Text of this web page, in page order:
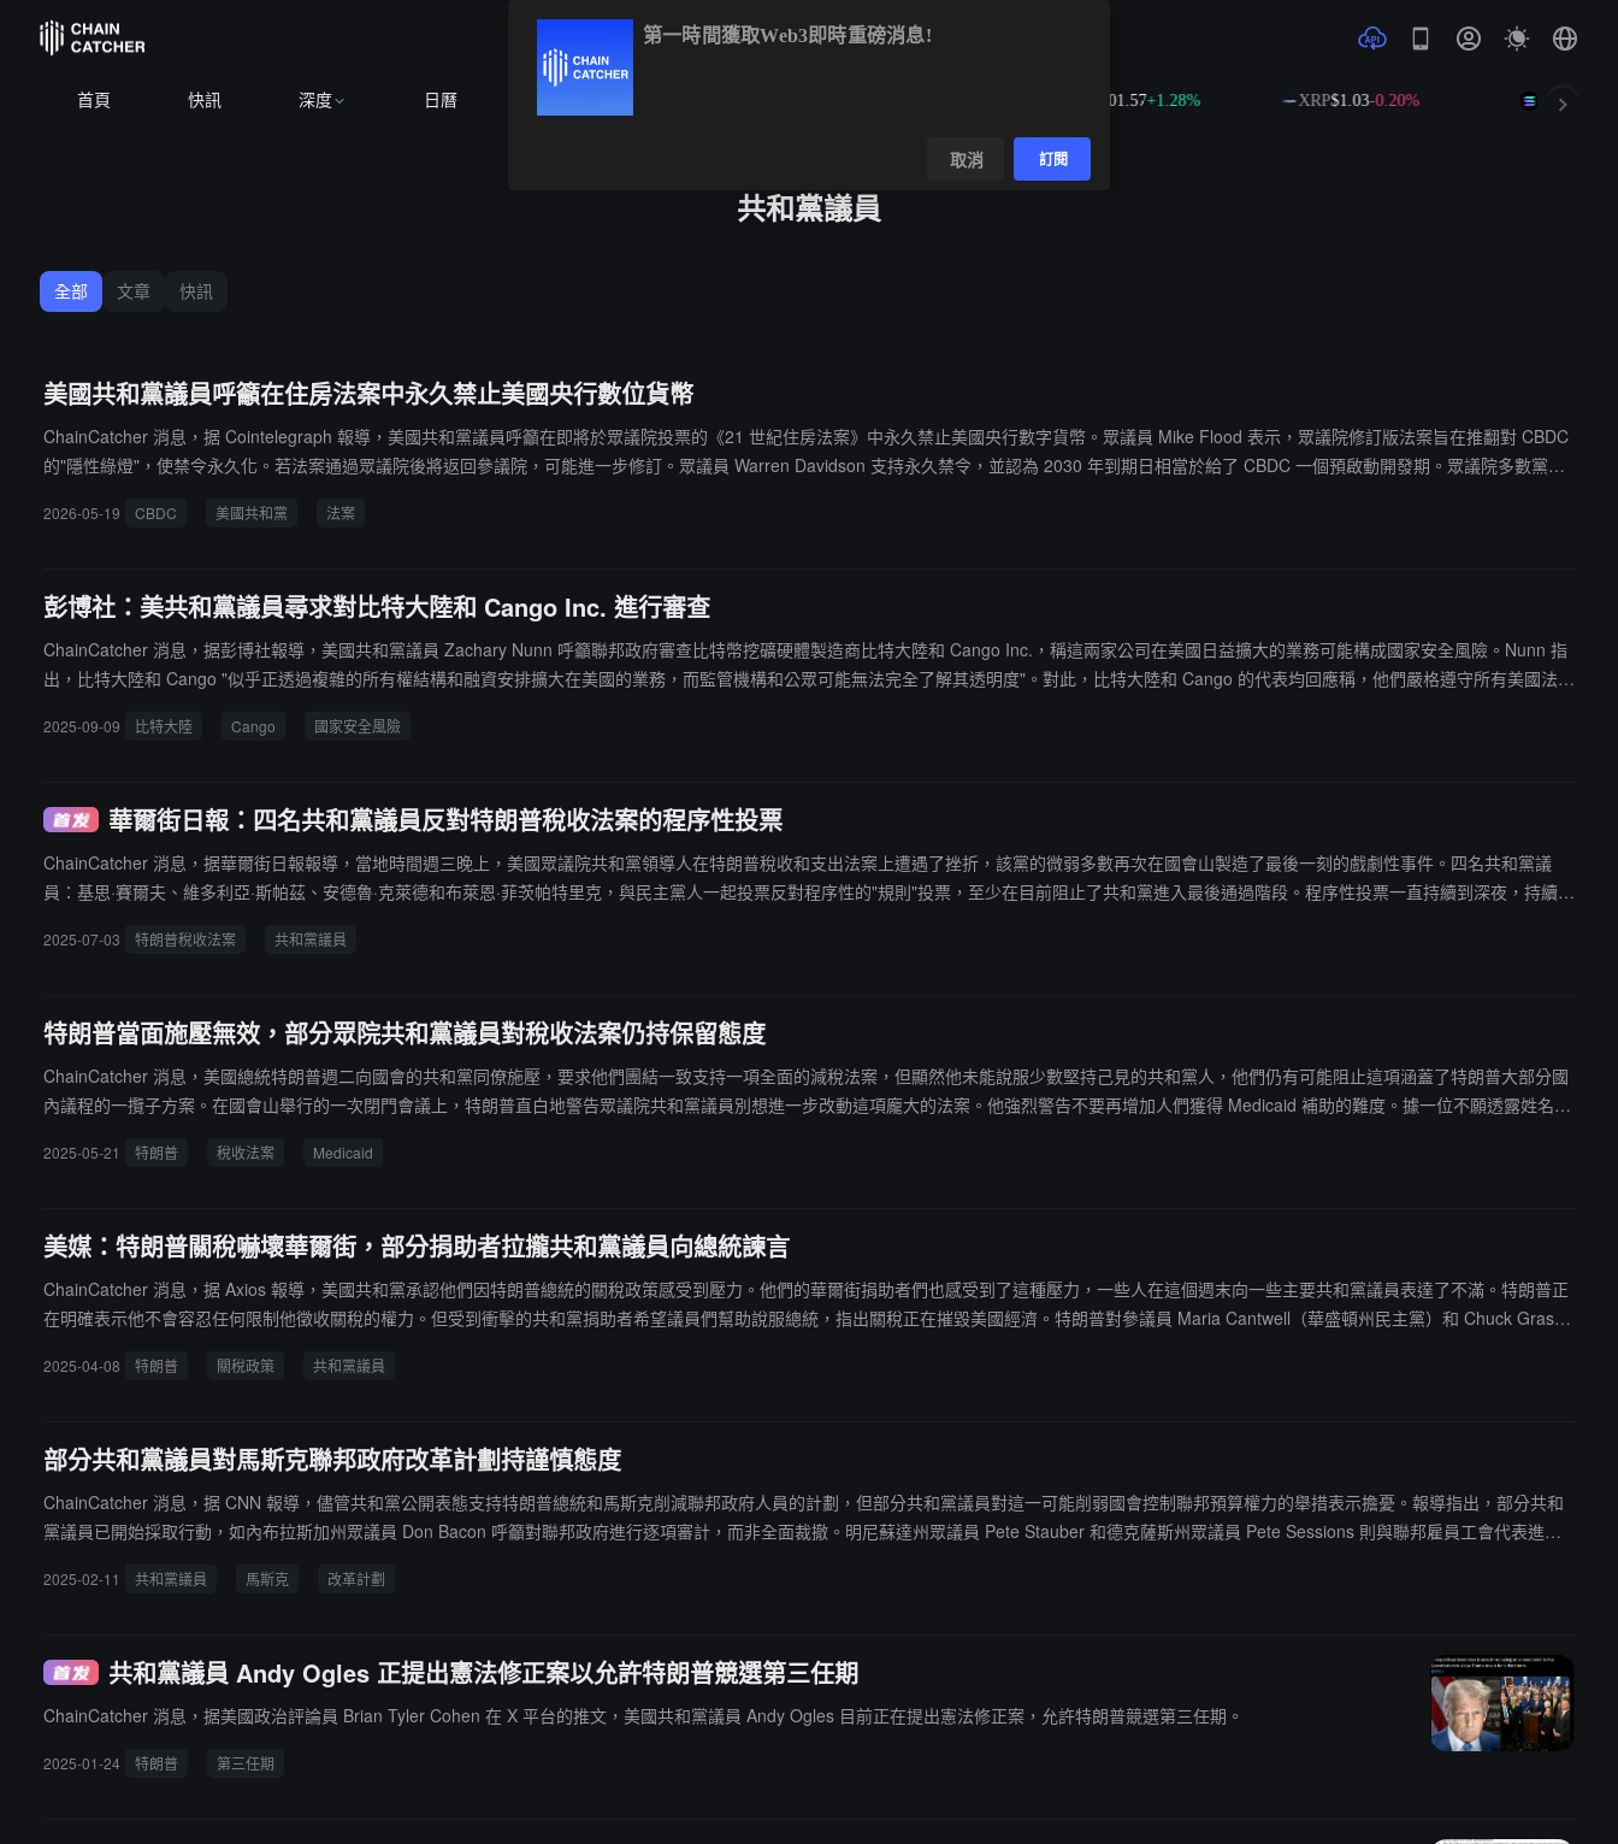
首頁 快訊 深度 日曆 $601.57 +1.28% XRP$1.03 -0.20% SOL $76.40
共和黨議員
全部 文章 快訊
美國共和黨議員呼籲在住房法案中永久禁止美國央行數位貨幣
ChainCatcher 消息，据 Cointelegraph 報導，美國共和黨議員呼籲在即將於眾議院投票的《21 世紀住房法案》中永久禁止美國央行數字貨幣。眾議員 Mike Flood 表示，眾議院修訂版法案旨在推翻對 CBDC
的"隱性綠燈"，使禁令永久化。若法案通過眾議院後將返回參議院，可能進一步修訂。眾議員 Warren Davidson 支持永久禁令，並認為 2030 年到期日相當於給了 CBDC 一個預啟動開發期。眾議院多數黨黨
2026-05-19 CBDC 美國共和黨 法案
彭博社：美共和黨議員尋求對比特大陸和 Cango Inc. 進行審查
ChainCatcher 消息，据彭博社報導，美國共和黨議員 Zachary Nunn 呼籲聯邦政府審查比特幣挖礦硬體製造商比特大陸和 Cango Inc.，稱這兩家公司在美國日益擴大的業務可能構成國家安全風險。Nunn 指
出，比特大陸和 Cango "似乎正透過複雜的所有權結構和融資安排擴大在美國的業務，而監管機構和公眾可能無法完全了解其透明度"。對此，比特大陸和 Cango 的代表均回應稱，他們嚴格遵守所有美國法
法"毫無道理"。Cango 則表示，不對"市場傳聞"或潛在的併購交易發表評論。
2025-09-09 比特大陸 Cango 國家安全風險
華爾街日報：四名共和黨議員反對特朗普稅收法案的程序性投票
ChainCatcher 消息，据華爾街日報報導，當地時間週三晚上，美國眾議院共和黨領導人在特朗普稅收和支出法案上遭遇了挫折，該黨的微弱多數再次在國會山製造了最後一刻的戲劇性事件。四名共和黨議
員：基思·賽爾夫、維多利亞·斯帕茲、安德魯·克萊德和布萊恩·菲茨帕特里克，與民主黨人一起投票反對程序性的"規則"投票，至少在目前阻止了共和黨進入最後通過階段。程序性投票一直持續到深夜，持續了
2025-07-03 特朗普稅收法案 共和黨議員
特朗普當面施壓無效，部分眾院共和黨議員對稅收法案仍持保留態度
ChainCatcher 消息，美國總統特朗普週二向國會的共和黨同僚施壓，要求他們團結一致支持一項全面的減稅法案，但顯然他未能說服少數堅持己見的共和黨人，他們仍有可能阻止這項涵蓋了特朗普大部分國
內議程的一攬子方案。在國會山舉行的一次閉門會議上，特朗普直白地警告眾議院共和黨議員別想進一步改動這項龐大的法案。他強烈警告不要再增加人們獲得 Medicaid 補助的難度。據一位不願透露姓名的
2025-05-21 特朗普 稅收法案 Medicaid
美媒：特朗普關稅嚇壞華爾街，部分捐助者拉攏共和黨議員向總統諫言
ChainCatcher 消息，据 Axios 報導，美國共和黨承認他們因特朗普總統的關稅政策感受到壓力。他們的華爾街捐助者們也感受到了這種壓力，一些人在這個週末向一些主要共和黨議員表達了不滿。特朗普正
在明確表示他不會容忍任何限制他徵收關稅的權力。但受到衝擊的共和黨捐助者希望議員們幫助說服總統，指出關稅正在摧毀美國經濟。特朗普對參議員 Maria Cantwell（華盛頓州民主黨）和 Chuck Grassl
有具體提及與捐助者的對話內容，但在經歷了連續三天的美股動盪後，他們的擔憂顯著增加。另一方面，一些共和黨參議員，尤其是德克薩斯州的 Ted Cruz，公開批評特朗普的關稅政策，認為這實際上是對
2025-04-08 特朗普 關稅政策 共和黨議員
部分共和黨議員對馬斯克聯邦政府改革計劃持謹慎態度
ChainCatcher 消息，据 CNN 報導，儘管共和黨公開表態支持特朗普總統和馬斯克削減聯邦政府人員的計劃，但部分共和黨議員對這一可能削弱國會控制聯邦預算權力的舉措表示擔憂。報導指出，部分共和
黨議員已開始採取行動，如內布拉斯加州眾議員 Don Bacon 呼籲對聯邦政府進行逐項審計，而非全面裁撤。明尼蘇達州眾議員 Pete Stauber 和德克薩斯州眾議員 Pete Sessions 則與聯邦雇員工會代表進行
2025-02-11 共和黨議員 馬斯克 改革計劃
共和黨議員 Andy Ogles 正提出憲法修正案以允許特朗普競選第三任期
ChainCatcher 消息，据美國政治評論員 Brian Tyler Cohen 在 X 平台的推文，美國共和黨議員 Andy Ogles 目前正在提出憲法修正案，允許特朗普競選第三任期。
2025-01-24 特朗普 第三任期
第一時間獲取Web3即時重磅消息!
取消 訂閱